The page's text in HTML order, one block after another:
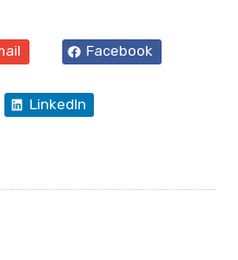
Facebook
LinkedIn